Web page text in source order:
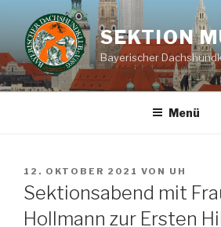
Inhalt
springen
SEKTION
Bayerischer
Menü
VERÖFFENTLICHT
AM
12. OKTOBER 2021 VON UH
Sektionsabend mit
Hollmann zur Ersten